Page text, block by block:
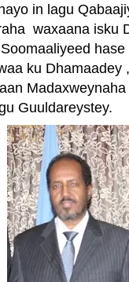
in lagu
waxaana isku
ku Dhamaadey
Guuldareystey.